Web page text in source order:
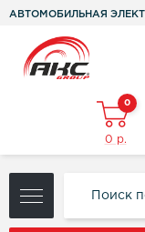
АВТОМОБИЛЬНАЯ
0
0 р.